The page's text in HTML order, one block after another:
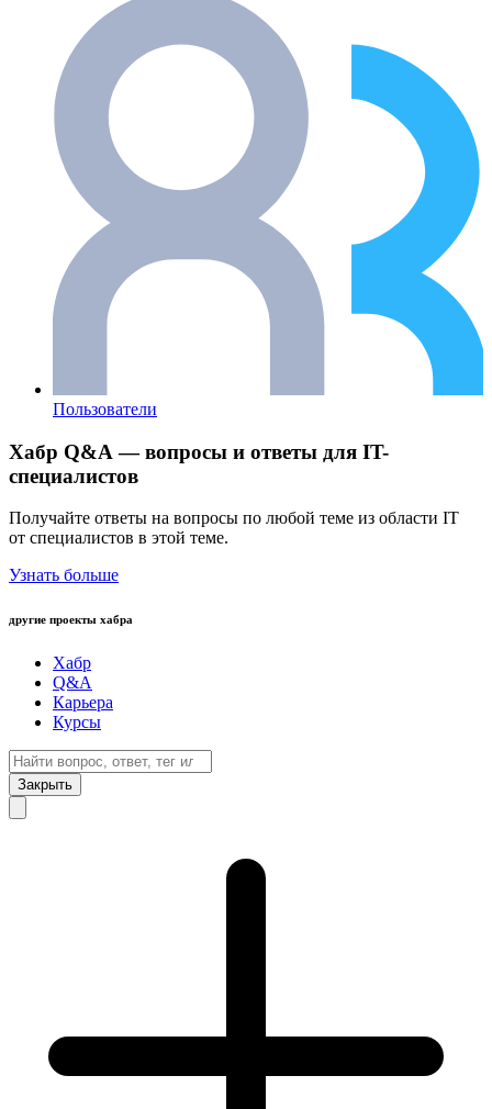
Пользователи
Хабр Q&A — вопросы и ответы для IT-
специалистов
Получайте ответы на вопросы по любой теме из области IT
от специалистов в этой теме.
Узнать больше
другие проекты хабра
Хабр
Q&A
Карьера
Курсы
Закрыть